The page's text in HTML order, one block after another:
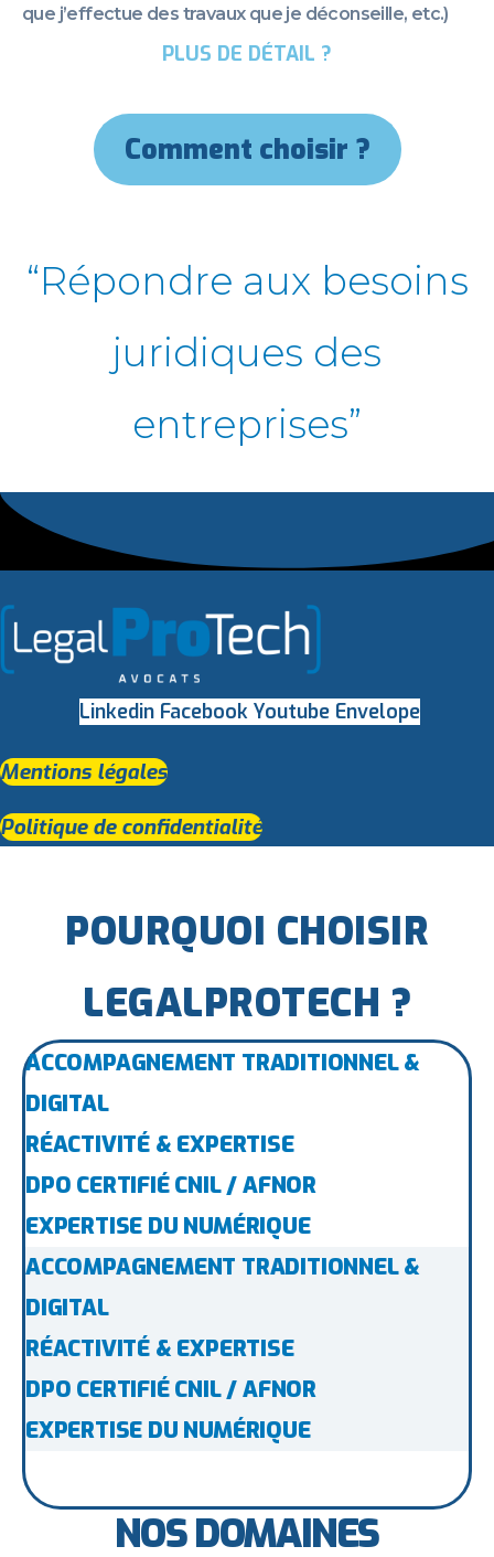
que j’effectue des travaux que je déconseille, etc.)
PLUS DE DÉTAIL ?
Comment choisir ?
“Répondre aux besoins
juridiques des
entreprises”
Linkedin Facebook Youtube Envelope
Mentions légales
Politique de confidentialité​
POURQUOI CHOISIR
LEGALPROTECH ?
ACCOMPAGNEMENT TRADITIONNEL &
DIGITAL
RÉACTIVITÉ & EXPERTISE
DPO CERTIFIÉ CNIL / AFNOR
EXPERTISE DU NUMÉRIQUE
ACCOMPAGNEMENT TRADITIONNEL &
DIGITAL
RÉACTIVITÉ & EXPERTISE
DPO CERTIFIÉ CNIL / AFNOR
EXPERTISE DU NUMÉRIQUE
NOS DOMAINES